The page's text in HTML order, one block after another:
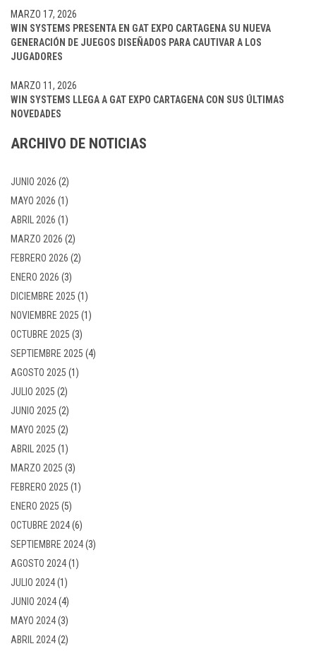
WIN SYSTEMS PRESENTA EN GAT EXPO CARTAGENA SU NUEVA
GENERACIÓN DE JUEGOS DISEÑADOS PARA CAUTIVAR A LOS
JUGADORES
MARZO 17, 2026
WIN SYSTEMS LLEGA A GAT EXPO CARTAGENA CON SUS ÚLTIMAS
NOVEDADES
MARZO 11, 2026
ARCHIVO DE NOTICIAS
JUNIO 2026 (2)
MAYO 2026 (1)
ABRIL 2026 (1)
MARZO 2026 (2)
FEBRERO 2026 (2)
ENERO 2026 (3)
DICIEMBRE 2025 (1)
NOVIEMBRE 2025 (1)
OCTUBRE 2025 (3)
SEPTIEMBRE 2025 (4)
AGOSTO 2025 (1)
JULIO 2025 (2)
JUNIO 2025 (2)
MAYO 2025 (2)
ABRIL 2025 (1)
MARZO 2025 (3)
FEBRERO 2025 (1)
ENERO 2025 (5)
OCTUBRE 2024(6)
SEPTIEMBRE 2024(3)
AGOSTO 2024(1)
JULIO 2024(1)
JUNIO 2024(4)
MAYO 2024(3)
ABRIL 2024(2)